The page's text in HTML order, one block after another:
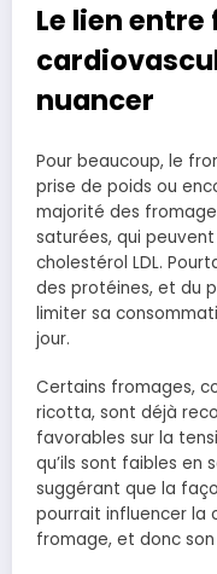
Le lien
nuancer
Pour beaucoup, le
prise de poids ou
majorité des
saturées, qui
cholestérol LDL.
des protéines, et du
limiter sa
jour.
Certains fromages,
ricotta, sont déjà
favorables sur la
qu’ils sont faibles en
suggérant que la
pourrait influencer la
fromage, et donc